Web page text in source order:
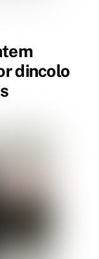
dincolo